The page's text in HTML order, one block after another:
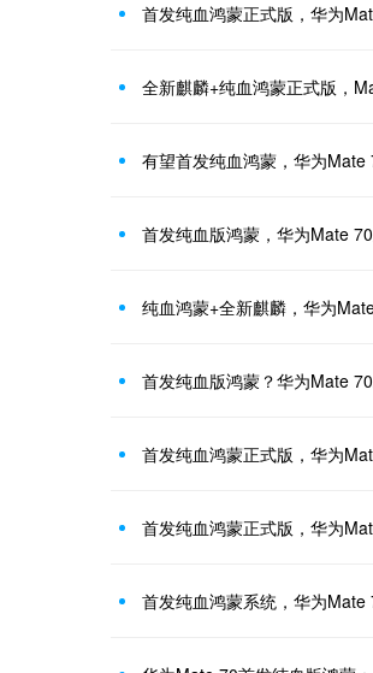
首发纯血鸿蒙正式版，华为
全新麒麟+纯血鸿蒙正式版，
有望首发纯血鸿蒙，华为
首发纯血版鸿蒙，华为Mate
纯血鸿蒙+全新麒麟，华为
首发纯血版鸿蒙？华为Mate
首发纯血鸿蒙正式版，华为
首发纯血鸿蒙正式版，华为
首发纯血鸿蒙系统，华为